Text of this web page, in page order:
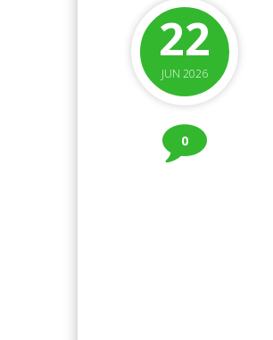
22
JUN 2026
0